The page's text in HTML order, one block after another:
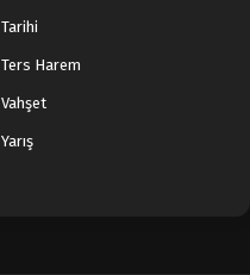
Tarihi
Ters Harem
Vahşet
Yarış